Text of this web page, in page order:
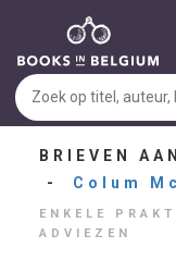
BRIEVEN
- Colum
ENKELE
ADVIEZEN